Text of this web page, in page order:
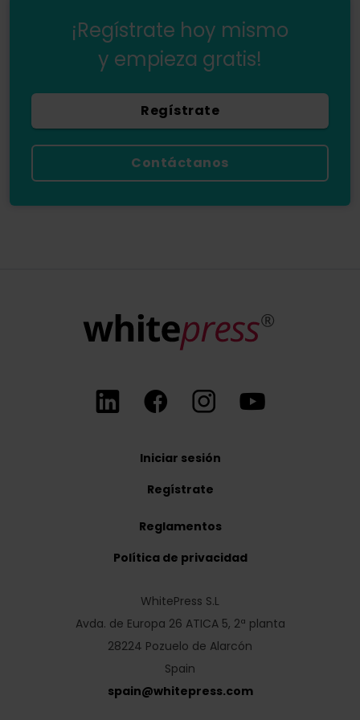
¡Regístrate hoy mismo
y empieza gratis!
Regístrate
Contáctanos
Iniciar sesión
Regístrate
WhitePress S.L
Avda. de Europa 26 ATICA 5, 2ª planta
28224 Pozuelo de Alarcón
Spain
spain@whitepress.com
Reglamentos
Política de privacidad